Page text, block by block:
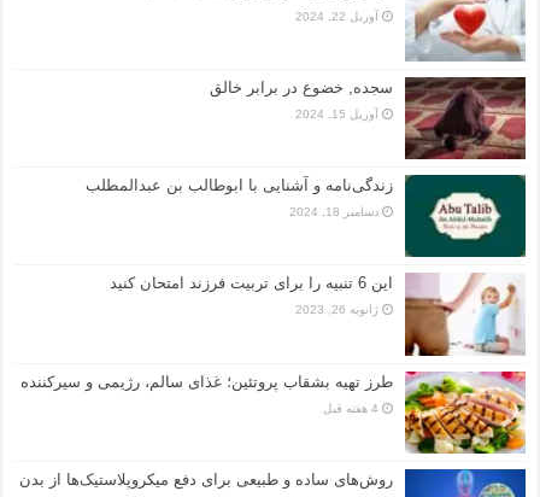
آوریل 22, 2024
سجده, خضوع در برابر خالق
آوریل 15, 2024
زندگی‌نامه و آشنایی با ابوطالب بن عبدالمطلب
دسامبر 18, 2024
این 6 تنبیه را برای تربیت فرزند امتحان کنید
ژانویه 26, 2023
طرز تهیه بشقاب پروتئین؛ غذای سالم، رژیمی و سیرکننده
4 هفته قبل
روش‌های ساده و طبیعی برای دفع میکروپلاستیک‌ها از بدن